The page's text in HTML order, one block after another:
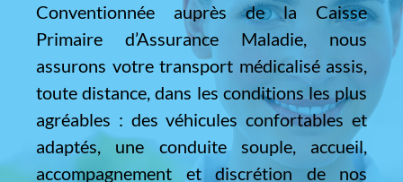
Conventionnée auprès de la Caisse
Primaire d’Assurance Maladie, nous
assurons votre transport médicalisé assis,
toute distance, dans les conditions les plus
agréables : des véhicules confortables et
adaptés, une conduite souple, accueil,
accompagnement et discrétion de nos